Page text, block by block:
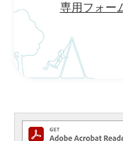
専用フォー